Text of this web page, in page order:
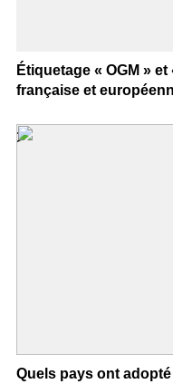
Étiquetage « OGM »
française et
>
Quels pays ont